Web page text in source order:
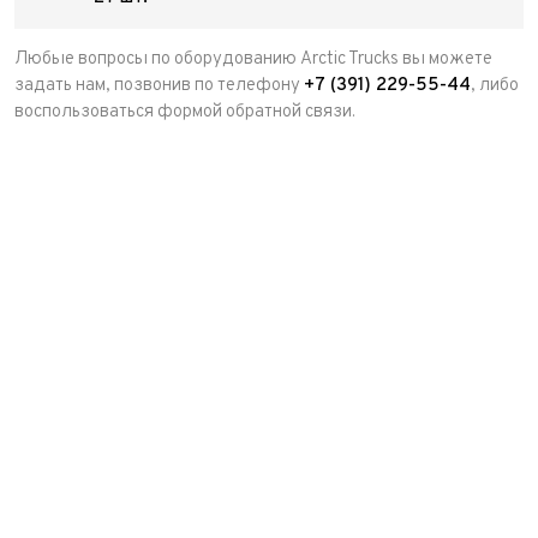
Любые вопросы по оборудованию Arctic Trucks вы можете
задать нам, позвонив по телефону +7 (391) 229-55-44, либо
воспользоваться формой обратной связи.